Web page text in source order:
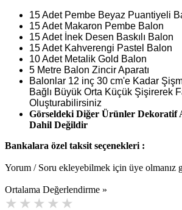
15 Adet Pembe Beyaz Puantiyeli
15 Adet Makaron Pembe Balon
15 Adet İnek Desen Baskılı Balon
15 Adet Kahverengi Pastel Balon
10 Adet Metalik Gold Balon
5 Metre Balon Zincir Aparatı
Balonlar 12 inç 30 cm'e Kadar
Bağlı Büyük Orta Küçük Şişirerek
Oluşturabilirsiniz
Görseldeki Diğer Ürünler Dekoratif
Dahil Değildir
Bankalara özel taksit seçenekleri :
Yorum / Soru ekleyebilmek için üye olmanız
Ortalama Değerlendirme »